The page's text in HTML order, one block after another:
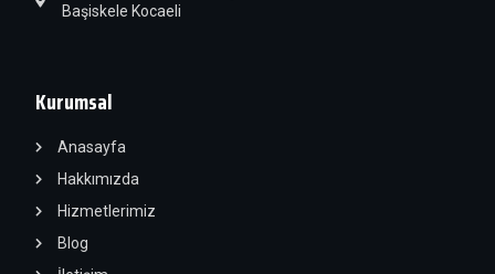
Kurumsal
Anasayfa
Hakkımızda
Hizmetlerimiz
Blog
Başiskele Kocaeli